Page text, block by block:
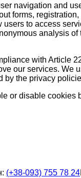
navigation and
forms,
users to access
analysis
with Article
our services.
the privacy
or disable cookies
(+38-093) 755 78 24